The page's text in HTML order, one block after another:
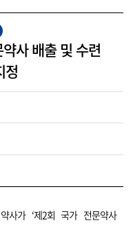
사 배출 및 수련
정
사가 ‘제2회 국가 전문약사